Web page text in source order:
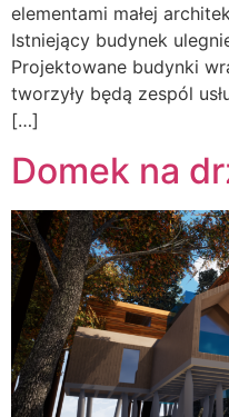
elementami małej
Istniejący budynek
Projektowane budynki
tworzyły będą zespól
[…]
Domek na